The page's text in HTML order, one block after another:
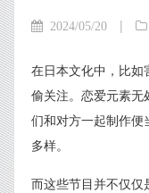
2024/05/20 |
在日本文化中，比如
偷关注。恋爱元素
们和对方一起制作
多样。
而这些节目并不仅仅